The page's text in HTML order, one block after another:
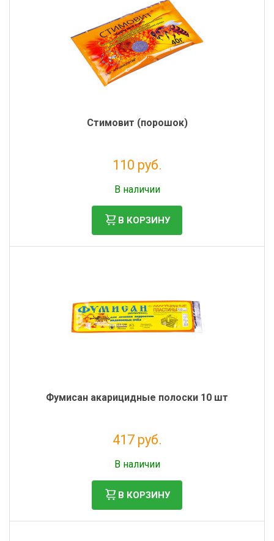
Стимовит (порошок)
110 руб.
В наличии
В КОРЗИНУ
Фумисан акарицидные полоски 10 шт
417 руб.
В наличии
В КОРЗИНУ